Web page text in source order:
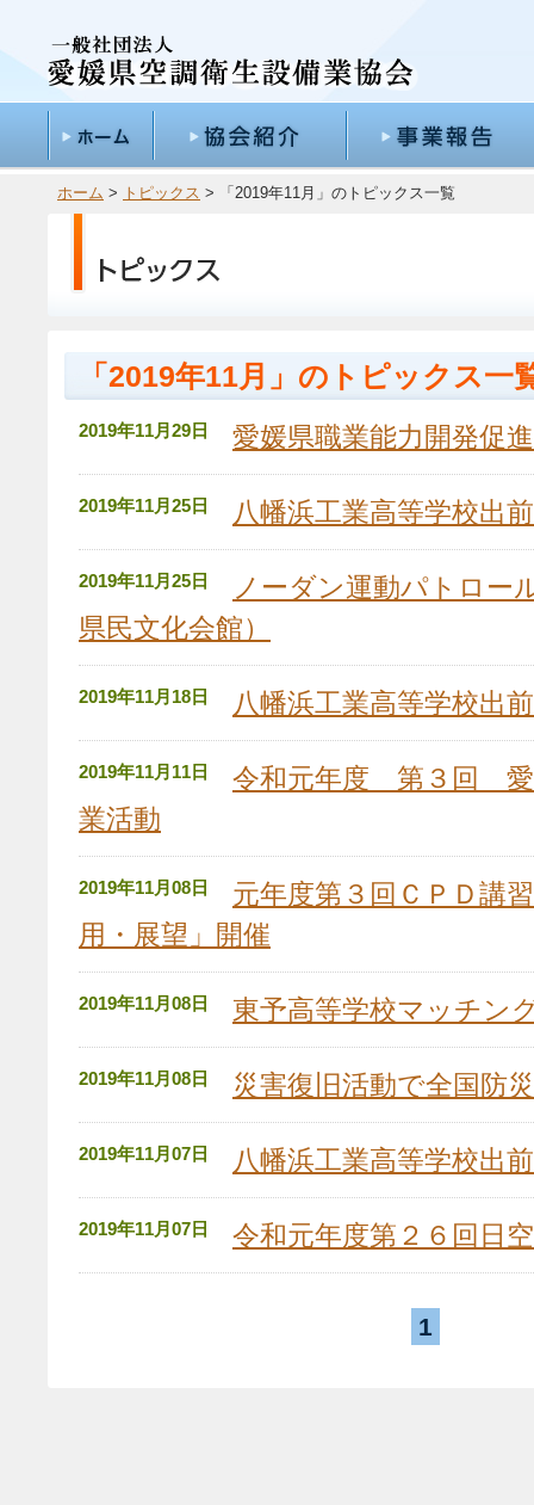
ホーム > トピックス > 「2019年11月」のトピックス一覧
「2019年11月」のトピックス一
2019年11月29日 愛媛県職業能力開発促
2019年11月25日 八幡浜工業高等学校出
2019年11月25日
ノーダン運動パトロー
県民文化会館）
2019年11月18日 八幡浜工業高等学校出
2019年11月11日
令和元年度 第３回 愛
業活動
2019年11月08日
元年度第３回ＣＰＤ講
用・展望」開催
2019年11月08日 東予高等学校マッチン
2019年11月08日 災害復旧活動で全国防
2019年11月07日 八幡浜工業高等学校出
2019年11月07日 令和元年度第２６回日
1